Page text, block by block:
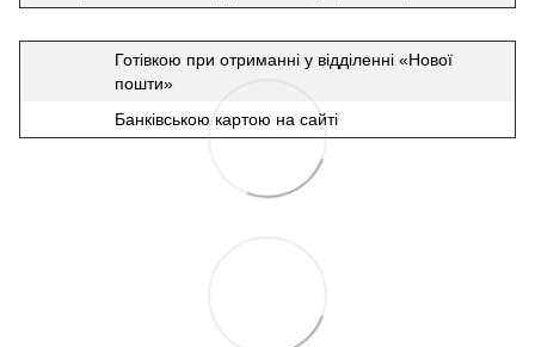
Готівкою при отриманні у відділенні «Нової
пошти»
Банківською картою на сайті